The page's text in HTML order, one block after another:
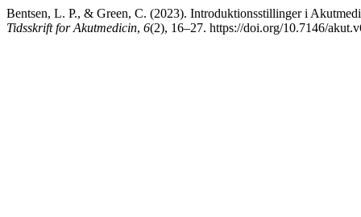
Bentsen, L. P., & Green, C. (2023). Introduktionsstillinger i
Tidsskrift for Akutmedicin, 6(2), 16–27. https://doi.org/10.7146/